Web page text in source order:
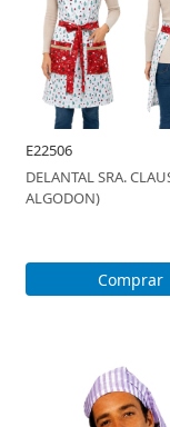
E22506
DELANTAL SRA.
ALGODON)
Comprar